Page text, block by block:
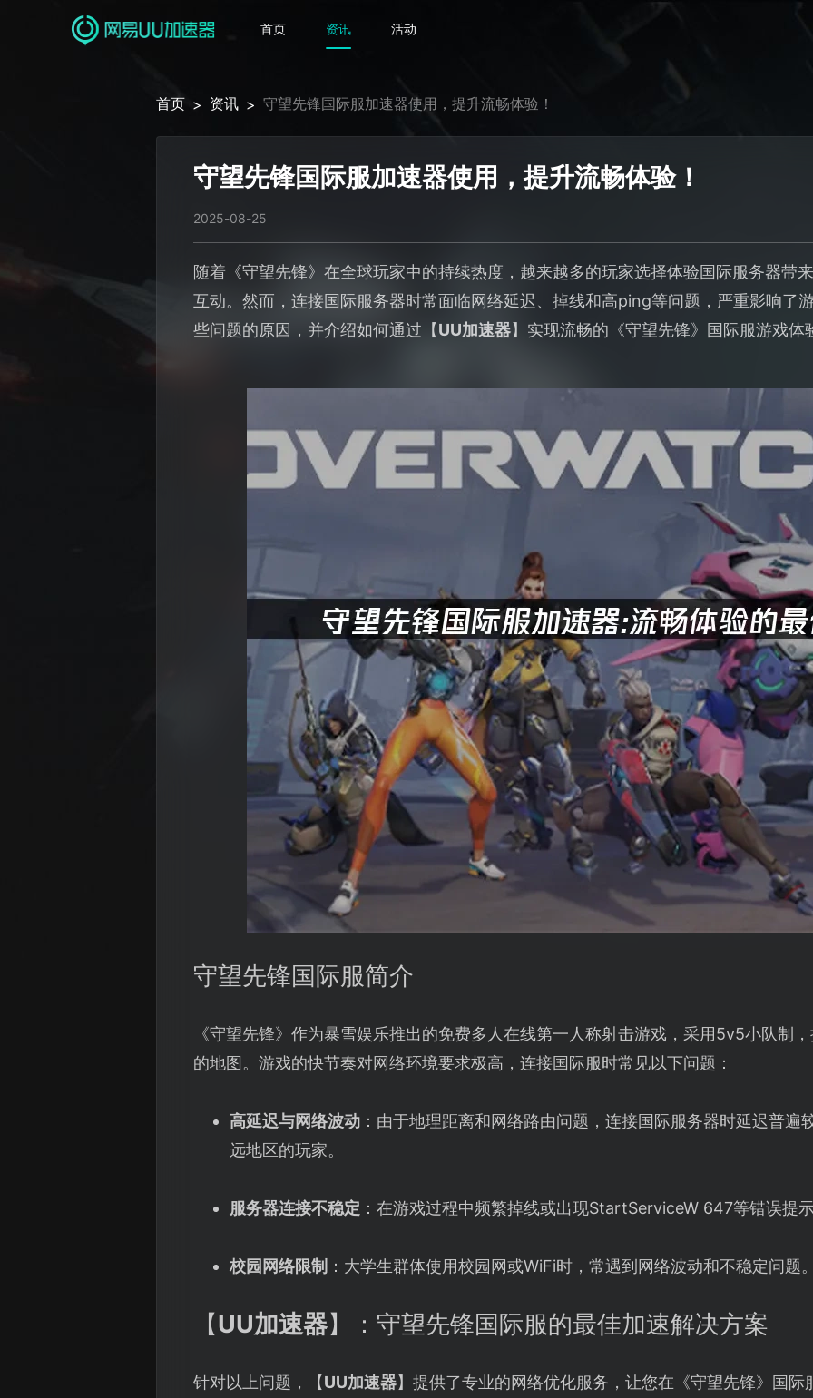
首页 资讯 活动
首页 > 资讯 > 守望先锋国际服加速器使用，提升流畅体验！
守望先锋国际服加速器使用，提升流畅体验！
2025-08-25
随着《守望先锋》在全球玩家中的持续热度，越来越多的玩家选择体验国际服务器带
互动。然而，连接国际服务器时常面临网络延迟、掉线和高ping等问题，严重影响了
些问题的原因，并介绍如何通过【UU加速器】实现流畅的《守望先锋》国际服游戏体
守望先锋国际服简介
《守望先锋》作为暴雪娱乐推出的免费多人在线第一人称射击游戏，采用5v5小队制
的地图。游戏的快节奏对网络环境要求极高，连接国际服时常见以下问题：
高延迟与网络波动：由于地理距离和网络路由问题，连接国际服务器时延迟普遍
远地区的玩家。
服务器连接不稳定 ：在游戏过程中频繁掉线或出现StartServiceW 647等错误提
校园网络限制 ：大学生群体使用校园网或WiFi时，常遇到网络波动和不稳定问题
【UU加速器】：守望先锋国际服的最佳加速解决方案
针对以上问题，【UU加速器】提供了专业的网络优化服务，让您在《守望先锋》国